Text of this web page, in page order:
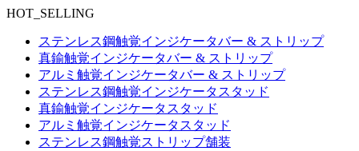
HOT_SELLING
ステンレス鋼触覚インジケータバー & ストリップ
真鍮触覚インジケータバー & ストリップ
アルミ触覚インジケータバー & ストリップ
ステンレス鋼触覚インジケータスタッド
真鍮触覚インジケータスタッド
アルミ触覚インジケータスタッド
ステンレス鋼触覚ストリップ舗装